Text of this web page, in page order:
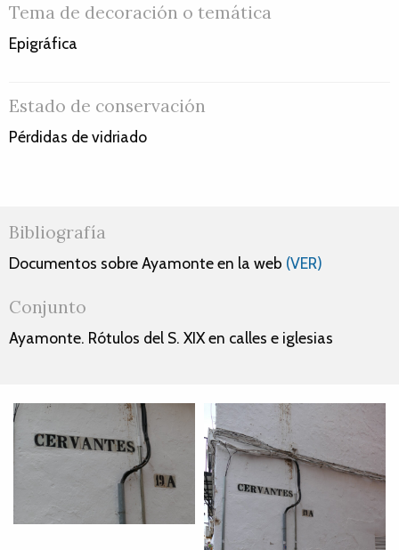
Tema de decoración o temática
Epigráfica
Estado de conservación
Pérdidas de vidriado
Bibliografía
Documentos sobre Ayamonte en la web (VER)
Conjunto
Ayamonte. Rótulos del S. XIX en calles e iglesias